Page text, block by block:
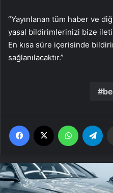
“Yayınlanan tüm haber ve
yasal bildirimlerinizi bize
En kısa süre içerisinde
sağlanılacaktır.”
Facebook WhatsApp